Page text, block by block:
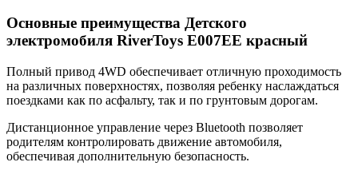
Основные преимущества Детского
электромобиля RiverToys E007EE красный
Полный привод 4WD обеспечивает отличную проходимость
на различных поверхностях, позволяя ребенку наслаждаться
поездками как по асфальту, так и по грунтовым дорогам.
Дистанционное управление через Bluetooth позволяет
родителям контролировать движение автомобиля,
обеспечивая дополнительную безопасность.